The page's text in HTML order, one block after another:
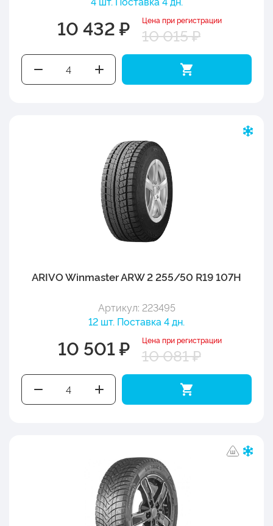
10 432 ₽ Цена при регистрации
10 015 ₽
ARIVO Winmaster ARW 2 255/50 R19 107H
Артикул: 223495
12 шт. Поставка 4 дн.
10 501 ₽ Цена при регистрации
10 081 ₽